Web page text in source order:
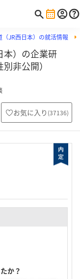
JR西日本）の就活情報
本）の企業研
非公開）
お気に入り (37136)
か？